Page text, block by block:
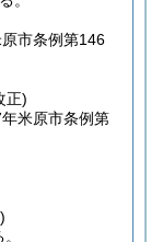
市条例第146
正)
米原市条例第